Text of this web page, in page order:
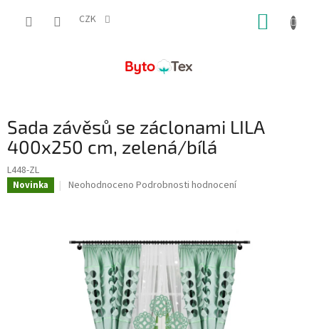
CZK
Sada závěsů se záclonami LILA
400x250 cm, zelená/bílá
L448-ZL
Novinka
Průměrné
0,0
hvězdiček.
Neohodnoceno Podrobnosti hodnocení